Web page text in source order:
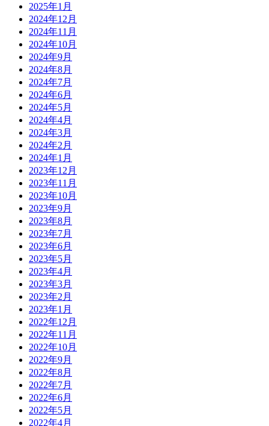
2025年1月
2024年12月
2024年11月
2024年10月
2024年9月
2024年8月
2024年7月
2024年6月
2024年5月
2024年4月
2024年3月
2024年2月
2024年1月
2023年12月
2023年11月
2023年10月
2023年9月
2023年8月
2023年7月
2023年6月
2023年5月
2023年4月
2023年3月
2023年2月
2023年1月
2022年12月
2022年11月
2022年10月
2022年9月
2022年8月
2022年7月
2022年6月
2022年5月
2022年4月